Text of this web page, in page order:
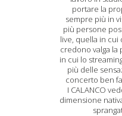
portare la
sempre più in
più persone
live, quella in
credono valga la
in cui lo
più delle
concerto ben
I CALANCO
dimensione